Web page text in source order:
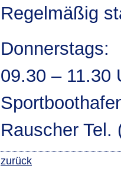
Regelmäßig
Donnerstags:
09.30 – 11.30
Rauscher Tel.
zurück